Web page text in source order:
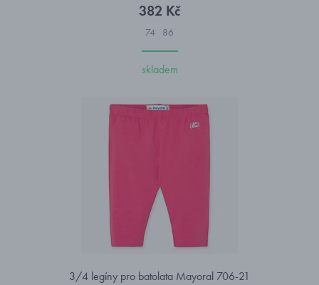
382 Kč
74 86
skladem
3/4 legíny pro batolata Mayoral 706-21